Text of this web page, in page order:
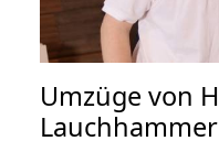
Umzüge von